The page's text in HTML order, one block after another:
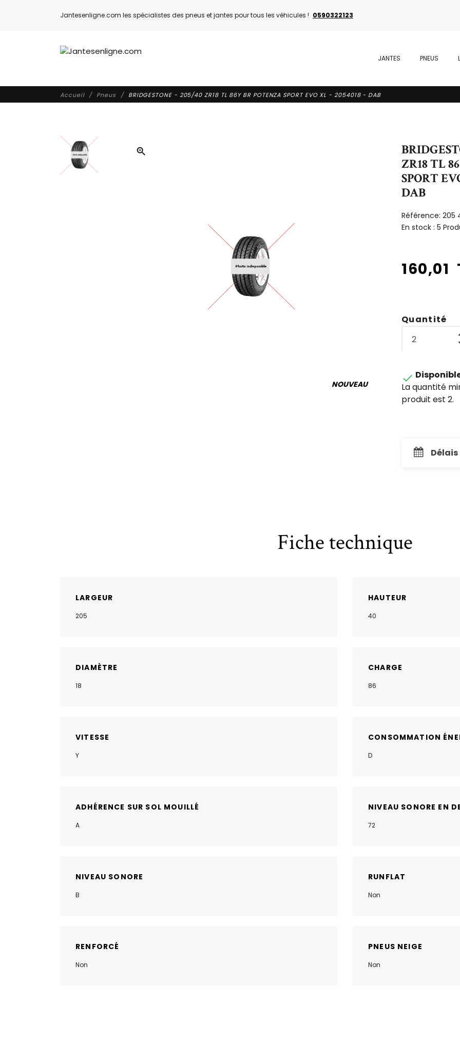
Jantesenligne.com les spécialistes des pneus et jantes pour tous les véhicules ! 0590322123
JANTES PNEUS
Accueil Pneus BRIDGESTONE - 205/40 ZR18 TL 86Y BR POTENZA SPORT EVO XL - 2054018 - DAB
zoom_in
NOUVEAU
ZR18 TL
SPORT
DAB
Référence: 205
En stock : 5
160,01
Quantité

La quantité
produit est 2.
Fiche technique
LARGEUR
205
HAUTEUR
40
DIAMÈTRE
18
CHARGE
86
VITESSE
Y
CONSOMMATION
D
ADHÉRENCE SUR SOL MOUILLÉ
A
NIVEAU SONORE EN
72
NIVEAU SONORE
B
RUNFLAT
Non
RENFORCÉ
Non
PNEUS NEIGE
Non